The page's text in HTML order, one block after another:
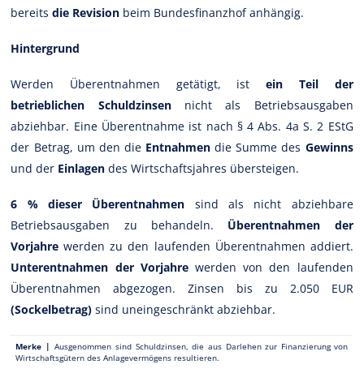
bereitsdie Revision beim Bundesfinanzhof anhängig.
Hintergrund
Werden Überentnahmen getätigt, istein Teil der
betrieblichen Schuldzinsennicht als Betriebsausgaben
abziehbar. Eine Überentnahme ist nach § 4 Abs. 4a S. 2 EStG
der Betrag, um den die Entnahmen die Summe des Gewinns
und der Einlagen des Wirtschaftsjahres übersteigen.
6 % dieser Überentnahmen sind als nicht abziehbare
Betriebsausgaben zu behandeln. Überentnahmen der
Vorjahre werden zu den laufenden Überentnahmen addiert.
Unterentnahmen der Vorjahrewerden von den laufenden
Überentnahmen abgezogen. Zinsen bis zu 2.050 EUR
(Sockelbetrag) sind uneingeschränkt abziehbar.
Merke |Ausgenommen sind Schuldzinsen, die aus Darlehen zur Finanzierung von
Wirtschaftsgütern des Anlagevermögens resultieren.